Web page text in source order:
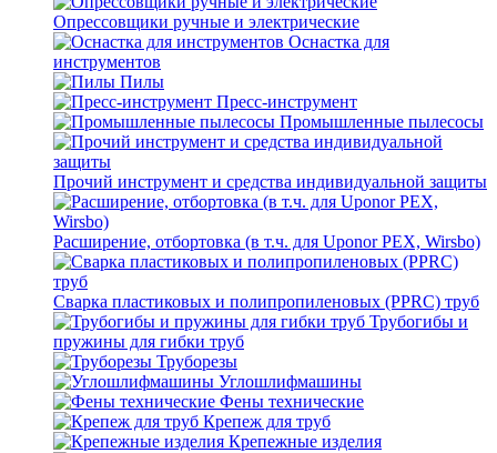
Опрессовщики ручные и электрические
Оснастка для
инструментов
Пилы
Пресс-инструмент
Промышленные пылесосы
Прочий инструмент и средства индивидуальной защиты
Расширение, отбортовка (в т.ч. для Uponor PEX, Wirsbo)
Сварка пластиковых и полипропиленовых (PPRC) труб
Трубогибы и
пружины для гибки труб
Труборезы
Углошлифмашины
Фены технические
Крепеж для труб
Крепежные изделия